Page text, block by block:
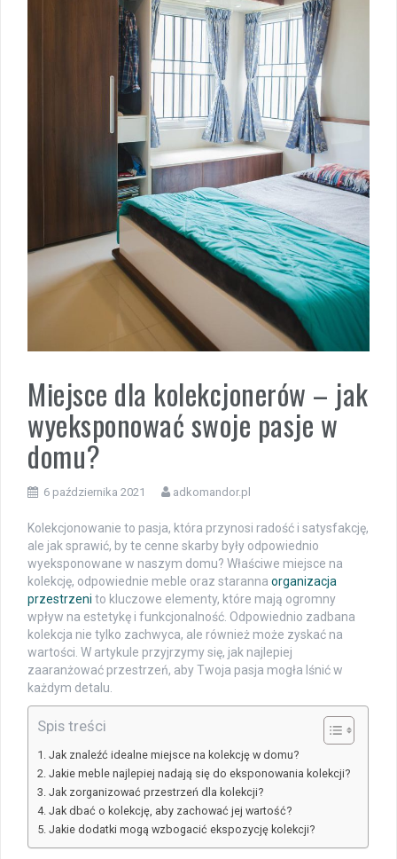
Miejsce dla kolekcjonerów – jak
wyeksponować swoje pasje w
domu?
6 października 2021 adkomandor.pl
Kolekcjonowanie to pasja, która przynosi radość i satysfakcję,
ale jak sprawić, by te cenne skarby były odpowiednio
wyeksponowane w naszym domu? Właściwe miejsce na
kolekcję, odpowiednie meble oraz staranna organizacja
przestrzeni to kluczowe elementy, które mają ogromny
wpływ na estetykę i funkcjonalność. Odpowiednio zadbana
kolekcja nie tylko zachwyca, ale również może zyskać na
wartości. W artykule przyjrzymy się, jak najlepiej
zaaranżować przestrzeń, aby Twoja pasja mogła lśnić w
każdym detalu.
Spis treści
Jak znaleźć idealne miejsce na kolekcję w domu?
Jakie meble najlepiej nadają się do eksponowania kolekcji?
Jak zorganizować przestrzeń dla kolekcji?
Jak dbać o kolekcję, aby zachować jej wartość?
Jakie dodatki mogą wzbogacić ekspozycję kolekcji?